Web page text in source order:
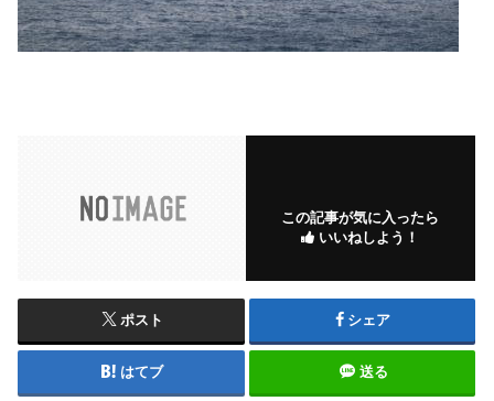
この記事が気に入ったら
いいねしよう！
ポスト シェア
はてブ 送る